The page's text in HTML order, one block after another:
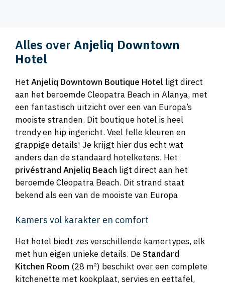
Alles over Anjeliq Downtown
Hotel
Het Anjeliq Downtown Boutique Hotel ligt direct
aan het beroemde Cleopatra Beach in Alanya, met
een fantastisch uitzicht over een van Europa’s
mooiste stranden. Dit boutique hotel is heel
trendy en hip ingericht. Veel felle kleuren en
grappige details! Je krijgt hier dus echt wat
anders dan de standaard hotelketens. Het
privéstrand Anjeliq Beach ligt direct aan het
beroemde Cleopatra Beach. Dit strand staat
bekend als een van de mooiste van Europa
Kamers vol karakter en comfort
Het hotel biedt zes verschillende kamertypes, elk
met hun eigen unieke details. DeStandard
Kitchen Room (28 m²) beschikt over een complete
kitchenette met kookplaat, servies en eettafel,